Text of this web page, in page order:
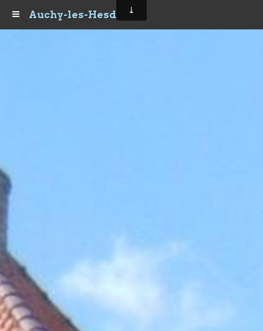
Auchy-les-Hesdin